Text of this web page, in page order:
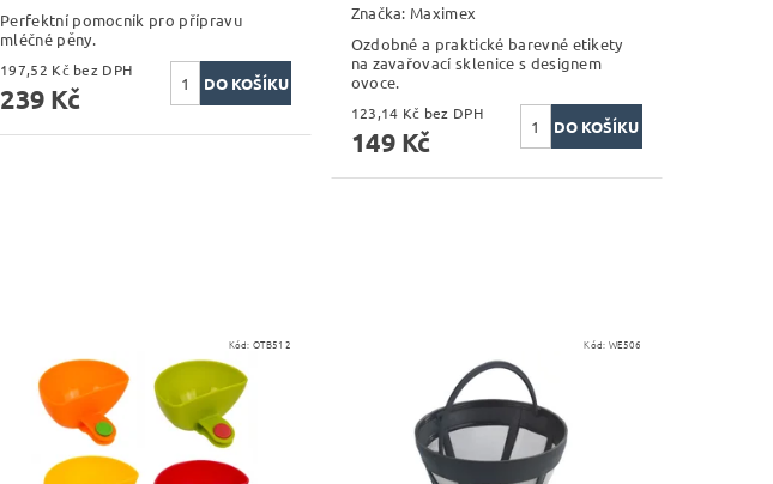
Perfektní pomocník pro přípravu
mléčné pěny.
197,52 Kč bez DPH
239 Kč
Značka: Maximex
Ozdobné a praktické barevné etikety
na zavařovací sklenice s designem
ovoce.
123,14 Kč bez DPH
149 Kč
Kód:OTB512 Kód:WE506